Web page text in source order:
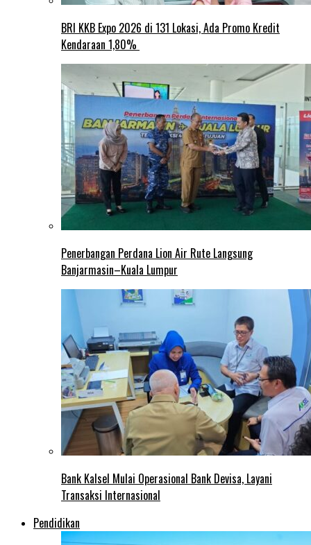
BRI KKB Expo 2026 di 131 Lokasi, Ada Promo Kredit
Kendaraan 1,80%
Penerbangan Perdana Lion Air Rute Langsung
Banjarmasin–Kuala Lumpur
Bank Kalsel Mulai Operasional Bank Devisa, Layani
Transaksi Internasional
Pendidikan